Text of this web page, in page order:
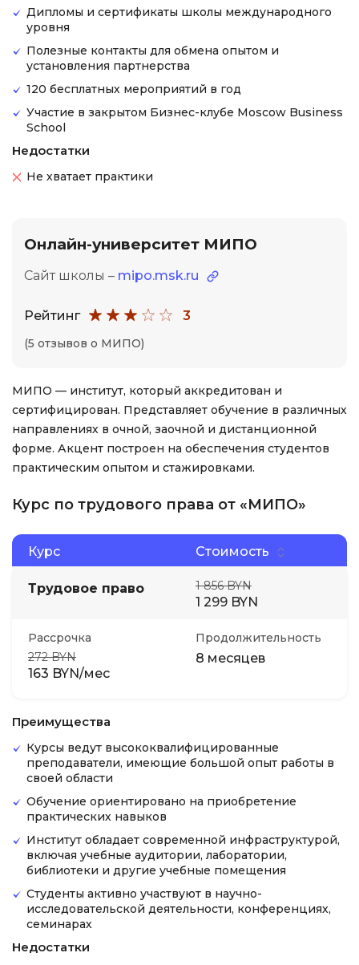
Дипломы и сертификаты школы международного
уровня
Полезные контакты для обмена опытом и
установления партнерства
120 бесплатных мероприятий в год
Участие в закрытом Бизнес-клубе Moscow Business
School
Недостатки
Не хватает практики
Онлайн-университет МИПО
Сайт школы – mipo.msk.ru
Рейтинг 3
(5 отзывов о МИПО)
МИПО — институт, который аккредитован и
сертифицирован. Представляет обучение в различных
направлениях в очной, заочной и дистанционной
форме. Акцент построен на обеспечения студентов
практическим опытом и стажировками.
Курс по трудового права от «МИПО»
Курс Стоимость
Трудовое право 1 856 BYN
1 299 BYN
Рассрочка
272 BYN
163 BYN/мес
Продолжительность
8 месяцев
Преимущества
Курсы ведут высококвалифицированные
преподаватели, имеющие большой опыт работы в
своей области
Обучение ориентировано на приобретение
практических навыков
Институт обладает современной инфраструктурой,
включая учебные аудитории, лаборатории,
библиотеки и другие учебные помещения
Студенты активно участвуют в научно-
исследовательской деятельности, конференциях,
семинарах
Недостатки